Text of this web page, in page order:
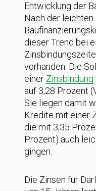
Entwicklung der
Nach der leichten
dieser Trend bei
vorhanden. Die
einer Zinsbindung
auf 3,28 Prozent
Sie liegen damit
Kredite mit einer
die mit 3,35
Prozent) auch
gingen.
Die Zinsen für